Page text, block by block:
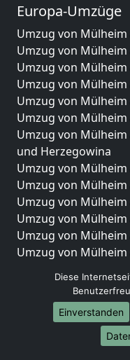
Europa-Umzüge
Umzug von
Umzug von
Umzug von
Umzug von
Umzug von
Umzug von
Umzug von
und Herzegowina
Umzug von
Umzug von
Umzug von
Umzug von
Umzug von
Umzug von
Umzug von
Umzug von
Umzug von
Umzug von
Diese
Einverstanden